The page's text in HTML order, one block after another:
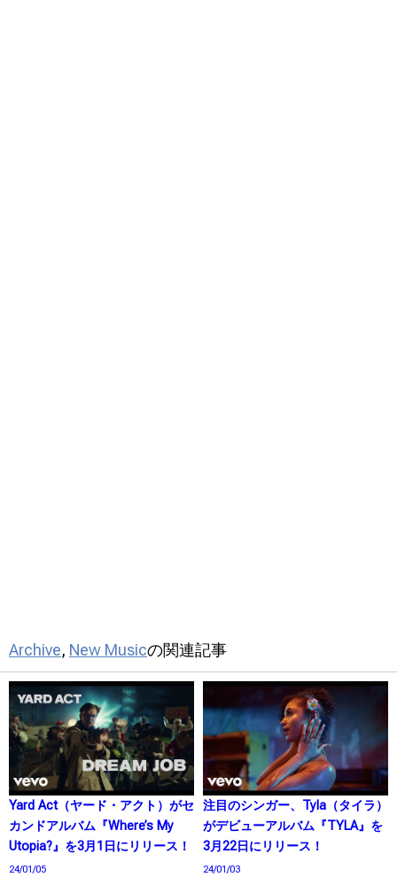
Archive, New Musicの関連記事
Yard Act（ヤード・アクト）がセ
カンドアルバム『Where’s My
Utopia?』を3月1日にリリース！
24/01/05
注目のシンガー、Tyla（タイラ）
がデビューアルバム『TYLA』を
3月22日にリリース！
24/01/03